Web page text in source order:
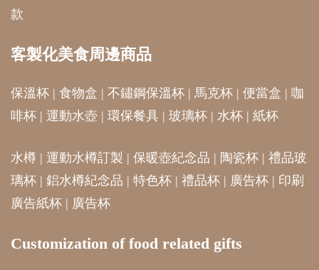
款
客製化美食周邊商品
保溫杯 | 食物盒 | 不鏽鋼保溫杯 | 馬克杯 | 便當盒 | 咖
啡杯 | 運動水壺 | 環保餐具 | 玻璃杯 | 水杯 | 紙杯
水樽 | 運動水樽訂製 | 保暖壺紀念品 | 陶瓷杯 | 禮品玻
璃杯 | 鋁水樽紀念品 | 特色杯 | 禮品杯 | 廣告杯 | 印刷
廣告紙杯 | 廣告杯
Customization of food related gifts